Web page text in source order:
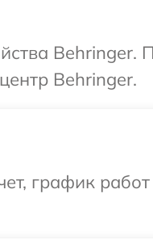
Behringer.
Behringer.
график